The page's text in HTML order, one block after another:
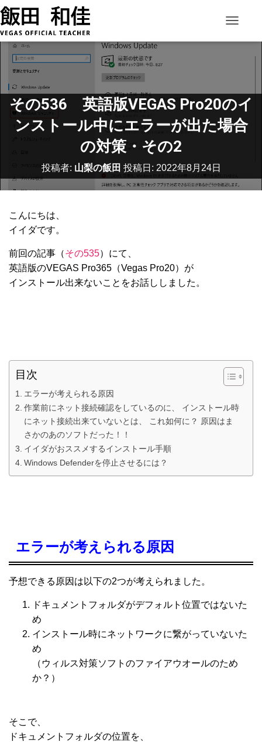
その536 英語版VEGAS Pro20のイ
ンストール中にエラーが出た場合
の対策・その2
投稿者: 山梨の飯田 投稿日: 2022年8月24日
こんにちは、
イイダです。
前回の記事（その535）にて、
英語版のVEGAS Pro365（Vegas Pro20）が
インストール出来ないことをお話ししました。
目次
エラーが考えられる原因
作業前にネット接続確認をしているのに、 インストール時
にネット接続出来ていないとは、 これ如何に？ 原因はま
さかのあのソフトだった！！
イイダがおススメするインストール手順
Windows Defenderを停止させるには？
エラーが考えられる原因
予想できる原因は以下の2つが考えられました。
ドキュメントフォルダがデフォルト位置ではないた
め
インストール時にネットワークに繋がっていないた
め
（ウィルス対策ソフトのファイアウオールのため
か？）
そこで、
ドキュメントフォルダの位置を、